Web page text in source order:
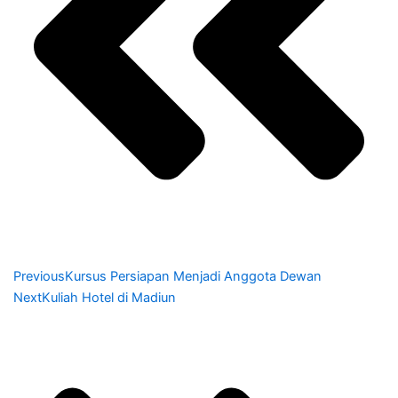
PreviousKursus Persiapan Menjadi Anggota Dewan
NextKuliah Hotel di Madiun